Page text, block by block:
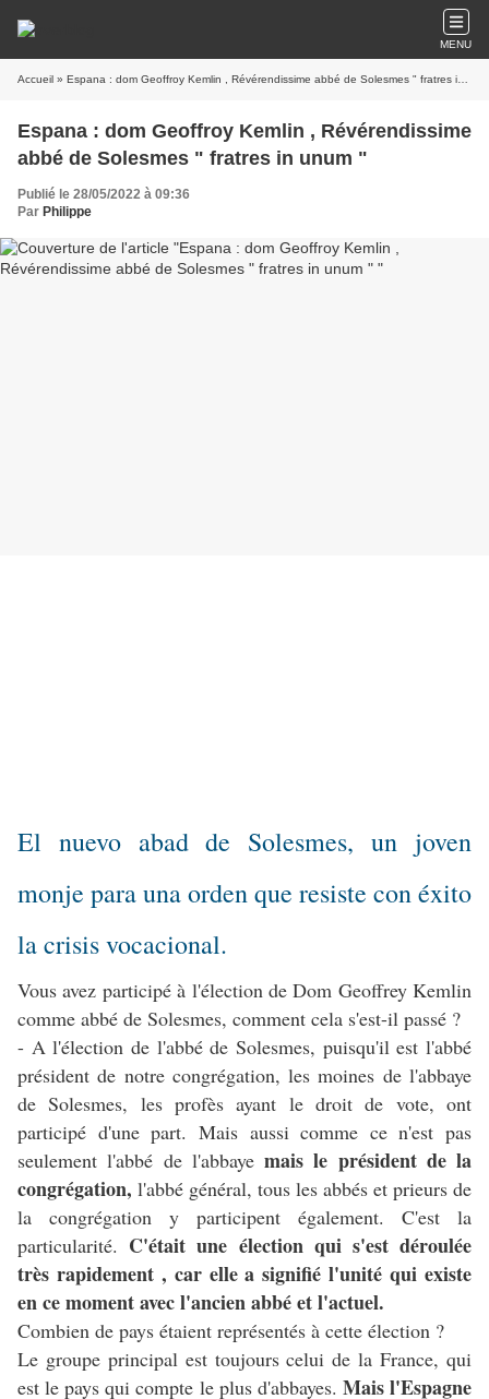
MENU
Accueil » Espana : dom Geoffroy Kemlin , Révérendissime abbé de Solesmes " fratres in unum "
Espana : dom Geoffroy Kemlin , Révérendissime
abbé de Solesmes " fratres in unum "
Publié le 28/05/2022 à 09:36
Par Philippe
El nuevo abad de Solesmes, un joven
monje para una orden que resiste con éxito
la crisis vocacional.
Vous avez participé à l'élection de Dom Geoffrey Kemlin
comme abbé de Solesmes, comment cela s'est-il passé ?
- A l'élection de l'abbé de Solesmes, puisqu'il est l'abbé
président de notre congrégation, les moines de l'abbaye
de Solesmes, les profès ayant le droit de vote, ont
participé d'une part. Mais aussi comme ce n'est pas
seulement l'abbé de l'abbaye mais le président de la
congrégation, l'abbé général, tous les abbés et prieurs de
la congrégation y participent également. C'est la
particularité. C'était une élection qui s'est déroulée
très rapidement , car elle a signifié l'unité qui existe
en ce moment avec l'ancien abbé et l'actuel.
Combien de pays étaient représentés à cette élection ?
Le groupe principal est toujours celui de la France, qui
est le pays qui compte le plus d'abbayes. Mais l'Espagne